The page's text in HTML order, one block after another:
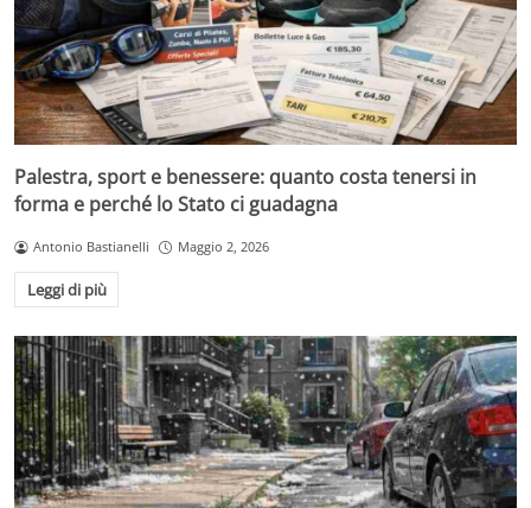
Palestra, sport e benessere: quanto costa tenersi in
forma e perché lo Stato ci guadagna
Antonio Bastianelli Maggio 2, 2026
Leggi di più